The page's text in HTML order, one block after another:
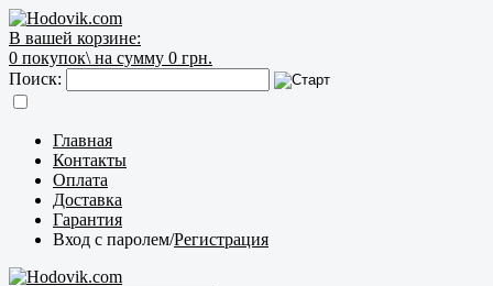
В вашей корзине:
0 покупок\ на сумму 0 грн.
Поиск:
Главная
Контакты
Оплата
Доставка
Гарантия
Вход с паролем/Регистрация